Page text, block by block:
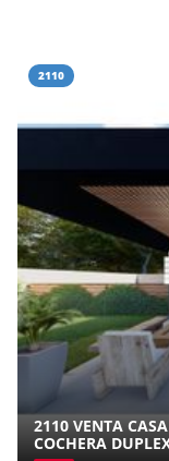
2110
2110 VENTA
COCHERA